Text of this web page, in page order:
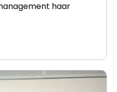
haar